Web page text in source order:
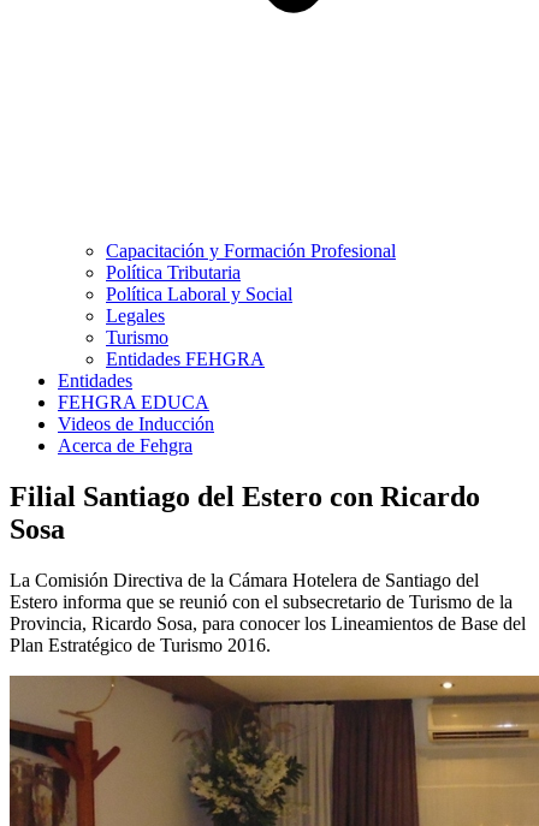
Capacitación y Formación Profesional
Política Tributaria
Política Laboral y Social
Legales
Turismo
Entidades FEHGRA
Entidades
FEHGRA EDUCA
Videos de Inducción
Acerca de Fehgra
Filial Santiago del Estero con Ricardo
Sosa
La Comisión Directiva de la Cámara Hotelera de Santiago del
Estero informa que se reunió con el subsecretario de Turismo de la
Provincia, Ricardo Sosa, para conocer los Lineamientos de Base del
Plan Estratégico de Turismo 2016.